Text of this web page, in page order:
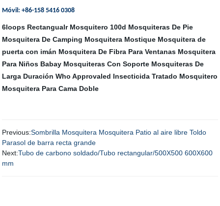
Móvil: +86-158 5416 0308
6loops Rectangualr Mosquitero 100d Mosquiteras De Pie
Mosquitera De Camping Mosquitera Mostique Mosquitera de
puerta con imán Mosquitera De Fibra Para Ventanas Mosquitera
Para Niños Babay Mosquiteras Con Soporte Mosquiteras De
Larga Duración Who Approvaled Insecticida Tratado Mosquitero
Mosquitera Para Cama Doble
Previous:Sombrilla Mosquitera Mosquitera Patio al aire libre Toldo
Parasol de barra recta grande
Next:Tubo de carbono soldado/Tubo rectangular/500X500 600X600
mm